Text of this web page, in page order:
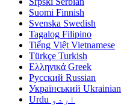
Suomi Finnish
Svenska Swedish
Tagalog Filipino
Tiếng Việt Vietnamese
Türkçe Turkish
Ελληνικά Greek
Русский Russian
Український Ukrainian
اردو Urdu